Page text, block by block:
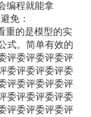
编程就能拿
免：
重的是模型的实
式。简单有效的
评委评委评委评
委评委评委评委
评委评委评委评
委评委评委评委
评委评委评委评